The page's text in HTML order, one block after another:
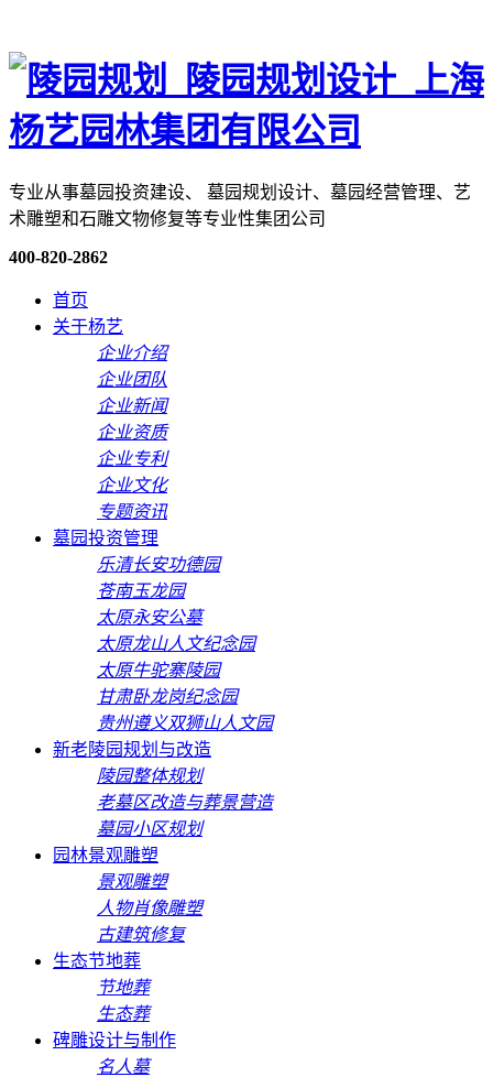
专业从事墓园投资建设、 墓园规划设计、墓园经营管理、艺
术雕塑和石雕文物修复等专业性集团公司
400-820-2862
首页
关于杨艺
企业介绍
企业团队
企业新闻
企业资质
企业专利
企业文化
专题资讯
墓园投资管理
乐清长安功德园
苍南玉龙园
太原永安公墓
太原龙山人文纪念园
太原牛驼寨陵园
甘肃卧龙岗纪念园
贵州遵义双狮山人文园
新老陵园规划与改造
陵园整体规划
老墓区改造与葬景营造
墓园小区规划
园林景观雕塑
景观雕塑
人物肖像雕塑
古建筑修复
生态节地葬
节地葬
生态葬
碑雕设计与制作
名人墓